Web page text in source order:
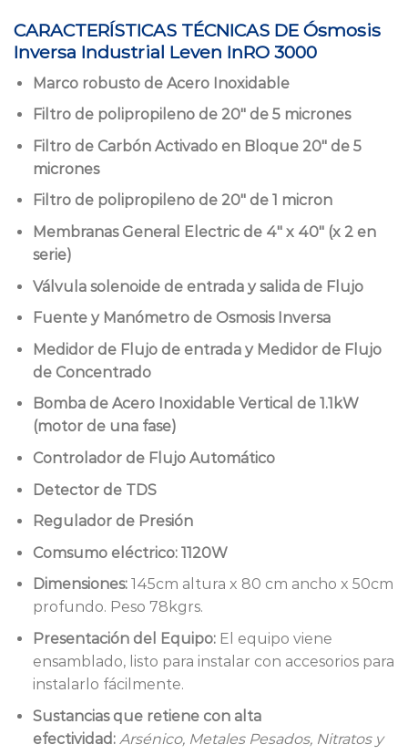
CARACTERÍSTICAS TÉCNICAS DE Ósmosis
Inversa Industrial Leven InRO 3000
Marco robusto de Acero Inoxidable
Filtro de polipropileno de 20″ de 5 micrones
Filtro de Carbón Activado en Bloque20″ de 5
micrones
Filtrode polipropileno de 20″ de 1 micron
Membranas General Electric de 4″ x 40″(x 2 en
serie)
Válvula solenoide de entrada y salida de Flujo
Fuente y Manómetro de Osmosis Inversa
Medidor de Flujo de entrada y Medidor de Flujo
de Concentrado
Bomba de Acero Inoxidable Vertical de 1.1kW
(motor de una fase)
Controlador de Flujo Automático
Detector de TDS
Regulador de Presión
Comsumo eléctrico: 1120W
Dimensiones:145cm altura x 80 cm ancho x 50cm
profundo. Peso 78kgrs.
Presentación del Equipo:El equipo viene
ensamblado, listo para instalar con accesorios para
instalarlo fácilmente.
Sustancias que retiene con alta
efectividad: Arsénico, Metales Pesados, Nitratos y